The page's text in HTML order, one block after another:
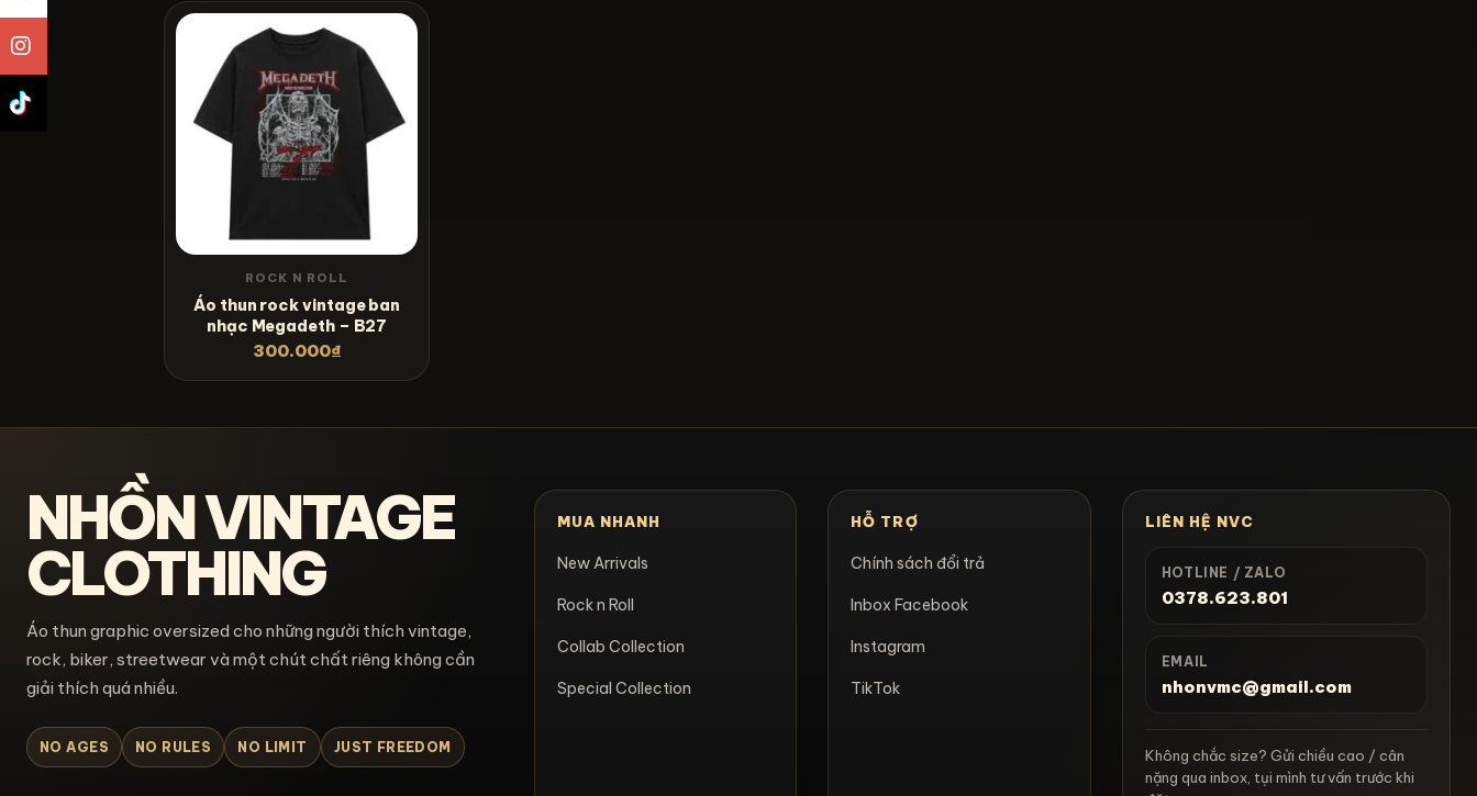
ROCK N ROLL
Áo thun rock vintage ban
nhạc Megadeth – B27
300.000₫
NHỒN VINTAGE
CLOTHING
Áo thun graphic oversized cho những người thích vintage,
rock, biker, streetwear và một chút chất riêng không cần
giải thích quá nhiều.
NO AGES NO RULES NO LIMIT JUST FREEDOM
MUA NHANH
New Arrivals
Rock n Roll
Collab Collection
Special Collection
HỖ TRỢ
Chính sách đổi trả
Inbox Facebook
Instagram
TikTok
LIÊN HỆ NVC
HOTLINE / ZALO
0378.623.801
EMAIL
nhonvmc@gmail.com
Không chắc size? Gửi chiều cao / cân
nặng qua inbox, tụi mình tư vấn trước khi